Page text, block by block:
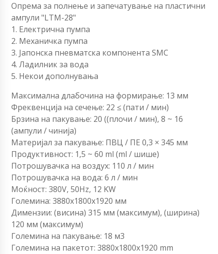
Опрема за полнење и запечатување на пластични
ампули "LTM-28"
1. Електрична пумпа
2. Механичка пумпа
3. Јапонска пневматска компонента SMC
4. Ладилник за вода
5. Некои дополнувања
Максимална длабочина на формирање: 13 мм
Фреквенција на сечење: 22 ≤ (пати / мин)
Брзина на пакување: 20 ((плочи / мин), 8 ~ 16
(ампули / чинија)
Материјал за пакување: ПВЦ / ПЕ 0,3 × 345 мм
Продуктивност: 1,5 ~ 60 ml (ml / шише)
Потрошувачка на воздух: 110 л / мин
Потрошувачка на вода: 6 л / мин
Моќност: 380V, 50Hz, 12 KW
Големина: 3880х1800х1920 мм
Димензии: (висина) 315 мм (максимум), (ширина)
120 мм (максимум)
Големина на пакување: 18 м3
Големина на пакетот: 3880x1800x1920 mm